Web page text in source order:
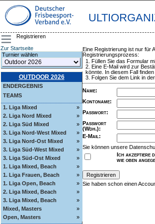
Registrieren
Zur Startseite
Turnier wählen
OUTDOOR 2026
ENDERGEBNIS
TEAMS
1. Liga Mixed
»
2. Liga Nord Mixed
»
2. Liga Süd Mixed
»
3. Liga Nord-West Mixed
»
3. Liga Nord-Ost Mixed
»
3. Liga Süd-West Mixed
»
3. Liga Süd-Ost Mixed
»
1. Liga Mixed, Beach
»
1. Liga Frauen, Beach
»
1. Liga Open, Beach
»
2. Liga Mixed, Beach
»
3. Liga Mixed, Beach
»
Mixed, Masters
»
Open, Masters
»
Eine Registrierung ist nur für
Registrierungsprozess:
Füllen Sie das Formular
Eine E-Mail wird zur
könnte. In diesem Fall
Folgen Sie dem Link in
Name:
Kontoname:
Passwort:
Passwort
(Wdh.):
E-Mail :
Sie können unsere
Ich akzeptiere
wie oben
Sie haben schon einen